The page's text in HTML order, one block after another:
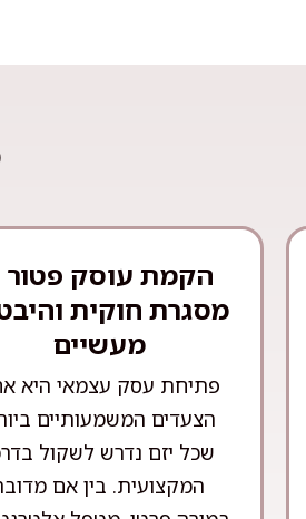
הקמת עוסק פטור
מסגרת חוקית
מעשיים
פתיחת עסק עצמאי היא
הצעדים המשמעותיים
שכל יזם נדרש לשקול
המקצועית. בין אם